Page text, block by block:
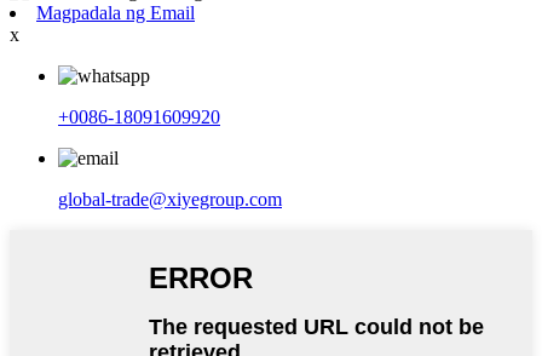
Magpadala ng Email
x
+0086-18091609920
global-trade@xiyegroup.com